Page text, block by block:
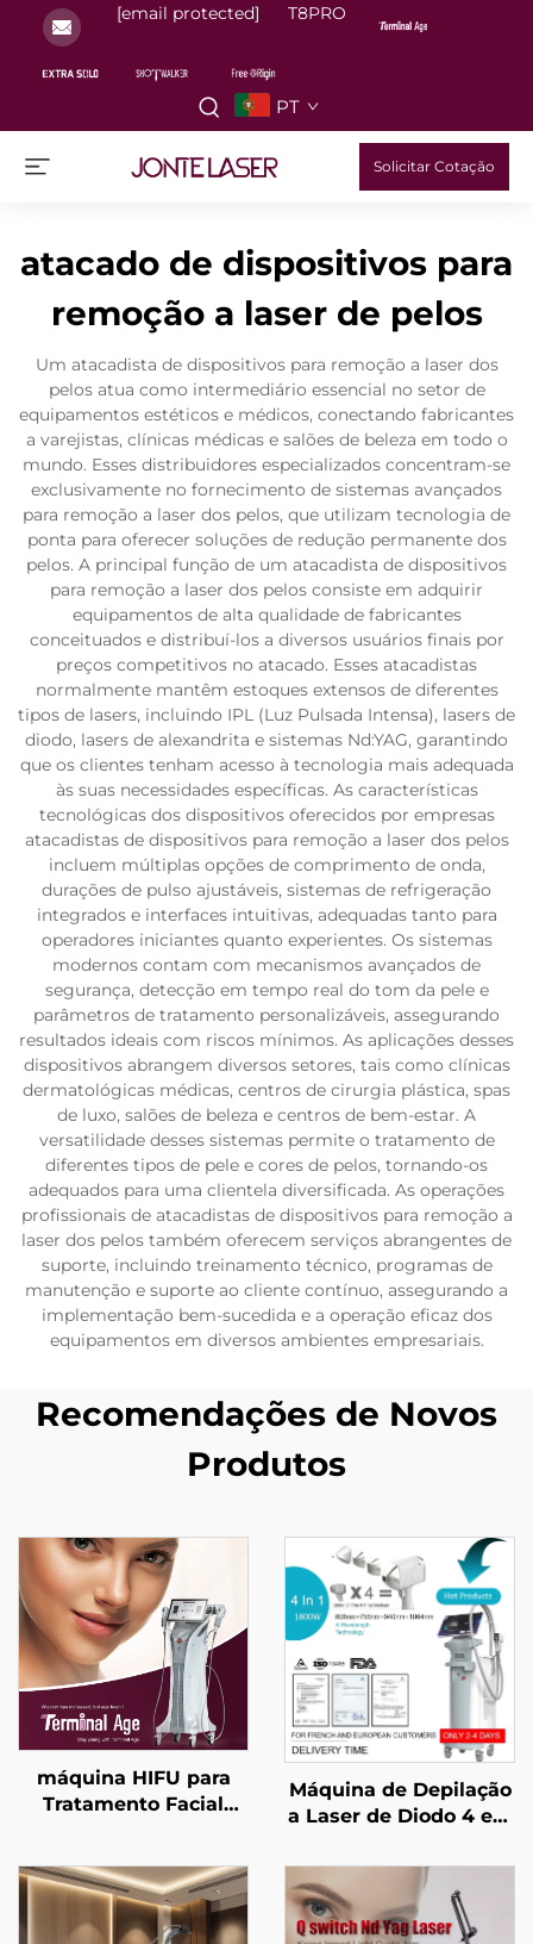
[email protected] T8PRO
PT
Solicitar Cotação
atacado de dispositivos para
remoção a laser de pelos
Um atacadista de dispositivos para remoção a laser dos
pelos atua como intermediário essencial no setor de
equipamentos estéticos e médicos, conectando fabricantes
a varejistas, clínicas médicas e salões de beleza em todo o
mundo. Esses distribuidores especializados concentram-se
exclusivamente no fornecimento de sistemas avançados
para remoção a laser dos pelos, que utilizam tecnologia de
ponta para oferecer soluções de redução permanente dos
pelos. A principal função de um atacadista de dispositivos
para remoção a laser dos pelos consiste em adquirir
equipamentos de alta qualidade de fabricantes
conceituados e distribuí-los a diversos usuários finais por
preços competitivos no atacado. Esses atacadistas
normalmente mantêm estoques extensos de diferentes
tipos de lasers, incluindo IPL (Luz Pulsada Intensa), lasers de
diodo, lasers de alexandrita e sistemas Nd:YAG, garantindo
que os clientes tenham acesso à tecnologia mais adequada
às suas necessidades específicas. As características
tecnológicas dos dispositivos oferecidos por empresas
atacadistas de dispositivos para remoção a laser dos pelos
incluem múltiplas opções de comprimento de onda,
durações de pulso ajustáveis, sistemas de refrigeração
integrados e interfaces intuitivas, adequadas tanto para
operadores iniciantes quanto experientes. Os sistemas
modernos contam com mecanismos avançados de
segurança, detecção em tempo real do tom da pele e
parâmetros de tratamento personalizáveis, assegurando
resultados ideais com riscos mínimos. As aplicações desses
dispositivos abrangem diversos setores, tais como clínicas
dermatológicas médicas, centros de cirurgia plástica, spas
de luxo, salões de beleza e centros de bem-estar. A
versatilidade desses sistemas permite o tratamento de
diferentes tipos de pele e cores de pelos, tornando-os
adequados para uma clientela diversificada. As operações
profissionais de atacadistas de dispositivos para remoção a
laser dos pelos também oferecem serviços abrangentes de
suporte, incluindo treinamento técnico, programas de
manutenção e suporte ao cliente contínuo, assegurando a
implementação bem-sucedida e a operação eficaz dos
equipamentos em diversos ambientes empresariais.
Recomendações de Novos
Produtos
máquina HIFU para
Tratamento Facial
Facial, Firmamento
Cutâneo e Modelagem
Corporal para Idade
Máquina de Depilação
a Laser de Diodo 4 em
Substituíveis,
potências de 600 W,
1200 W, 1800 W e 3000